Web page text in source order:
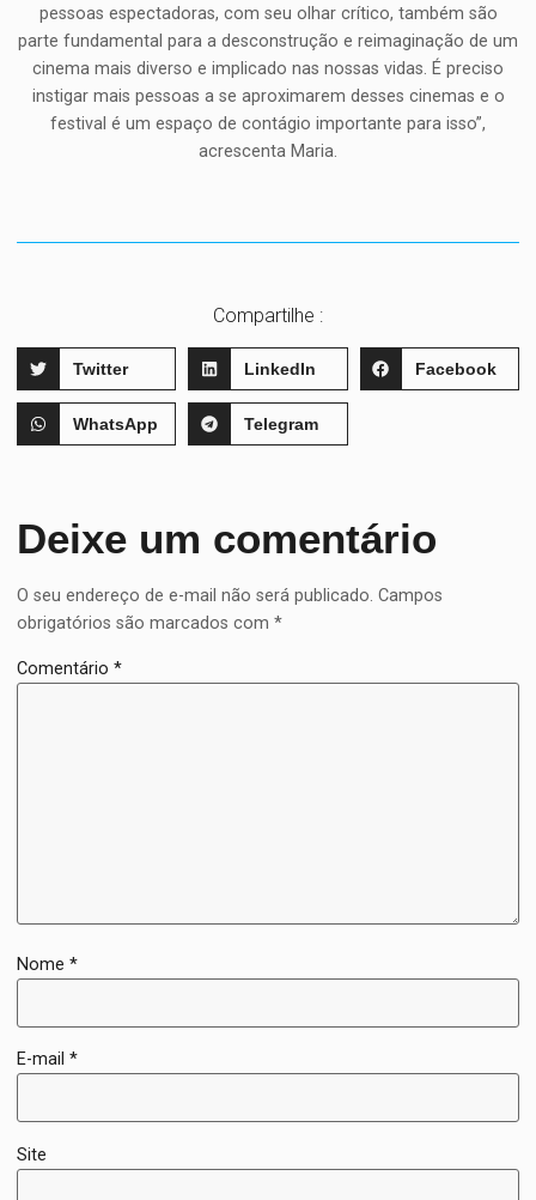
pessoas espectadoras, com seu olhar crítico, também são
parte fundamental para a desconstrução e reimaginação de um
cinema mais diverso e implicado nas nossas vidas. É preciso
instigar mais pessoas a se aproximarem desses cinemas e o
festival é um espaço de contágio importante para isso”,
acrescenta Maria.
Compartilhe :
Twitter LinkedIn Facebook
WhatsApp Telegram
Deixe um comentário
O seu endereço de e-mail não será publicado. Campos
obrigatórios são marcados com*
Comentário*
Nome*
E-mail*
Site